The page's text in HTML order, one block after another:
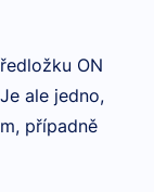
ON
ale jedno,
případně